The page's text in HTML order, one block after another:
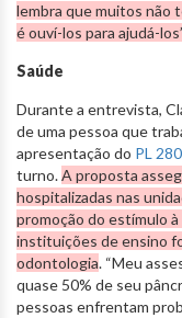
lembra que muitos não
é ouví-los para ajudá-
Saúde
Durante a entrevista,
de uma pessoa que
apresentação do PL
turno.A proposta
hospitalizadas nas
promoção do estímulo
instituições de ensino
odontologia. “Meu
quase 50% de seu
pessoas enfrentam